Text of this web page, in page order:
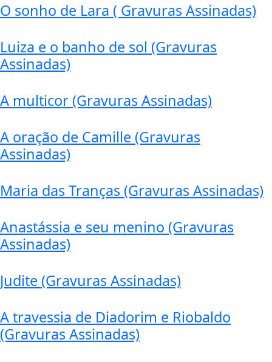
O sonho de Lara ( Gravuras Assinadas)
Luiza e o banho de sol (Gravuras
Assinadas)
A multicor (Gravuras Assinadas)
A oração de Camille (Gravuras
Assinadas)
Maria das Tranças (Gravuras Assinadas)
Anastássia e seu menino (Gravuras
Assinadas)
Judite (Gravuras Assinadas)
A travessia de Diadorim e Riobaldo
(Gravuras Assinadas)